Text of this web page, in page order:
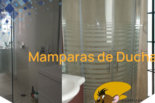
Mamparas de